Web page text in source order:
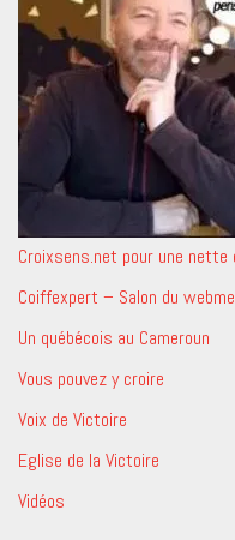
Croixsens.net pour une nette
Coiffexpert – Salon du
Un québécois au Cameroun
Vous pouvez y croire
Voix de Victoire
Eglise de la Victoire
Vidéos